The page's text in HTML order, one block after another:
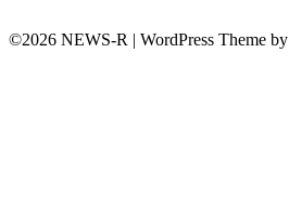
©2026 NEWS-R | WordPress Theme by